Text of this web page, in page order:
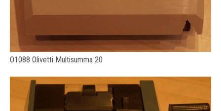
O1088 Olivetti Multisumma 20